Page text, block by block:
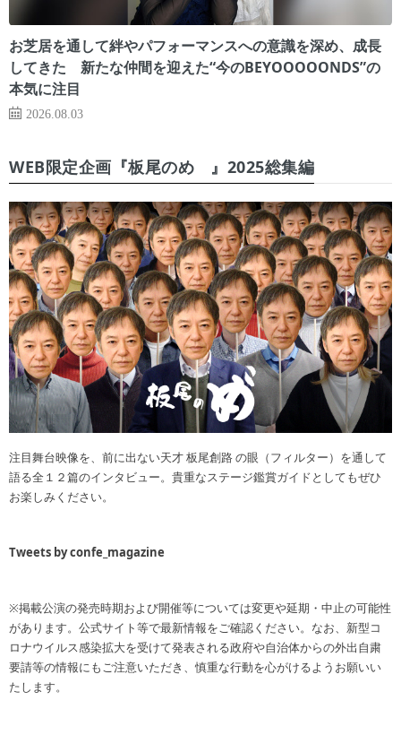
お芝居を通して絆やパフォーマンスへの意識を深め、成長
してきた 新たな仲間を迎えた“今のBEYOOOOONDS”の
本気に注目
2026.08.03
WEB限定企画『板尾のめ゙』2025総集編
注目舞台映像を、前に出ない天才 板尾創路 の眼（フィルター）を通して
語る全１２篇のインタビュー。貴重なステージ鑑賞ガイドとしてもぜひ
お楽しみください。
Tweets by confe_magazine
※掲載公演の発売時期および開催等については変更や延期・中止の可能性
があります。公式サイト等で最新情報をご確認ください。なお、新型コ
ロナウイルス感染拡大を受けて発表される政府や自治体からの外出自粛
要請等の情報にもご注意いただき、慎重な行動を心がけるようお願いい
たします。